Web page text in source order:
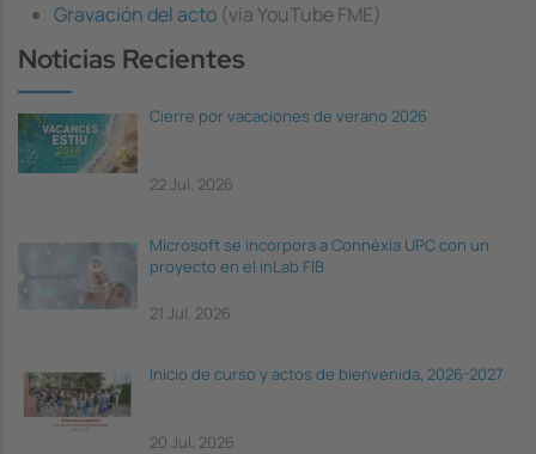
Gravación del acto (via YouTube FME)
Noticias Recientes
Cierre por vacaciones de verano 2026
22 Jul, 2026
Microsoft se incorpora a Connèxia UPC con un
proyecto en el inLab FIB
21 Jul, 2026
Inicio de curso y actos de bienvenida, 2026-2027
20 Jul, 2026